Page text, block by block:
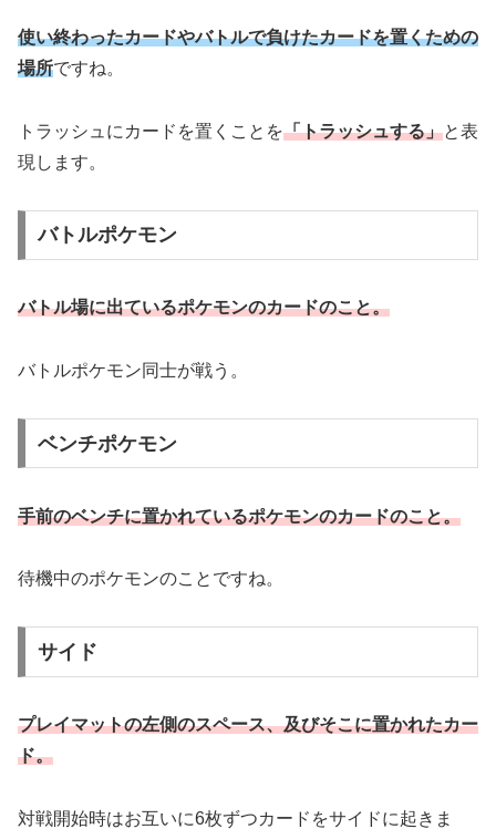
使い終わったカードやバトルで負けたカードを置くための
場所ですね。
トラッシュにカードを置くことを「トラッシュする」と表
現します。
バトルポケモン
バトル場に出ているポケモンのカードのこと。
バトルポケモン同士が戦う。
ベンチポケモン
手前のベンチに置かれているポケモンのカードのこと。
待機中のポケモンのことですね。
サイド
プレイマットの左側のスペース、及びそこに置かれたカー
ド。
対戦開始時はお互いに6枚ずつカードをサイドに起きま